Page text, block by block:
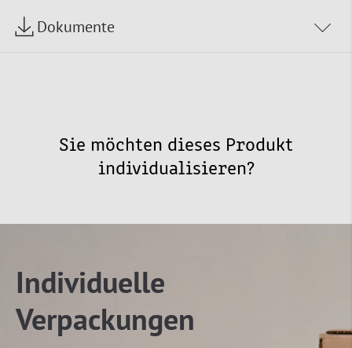
Dokumente
Sie möchten dieses Produkt
individualisieren?
Individuelle
Verpackungen